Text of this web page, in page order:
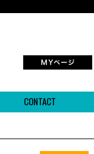
CONTACT